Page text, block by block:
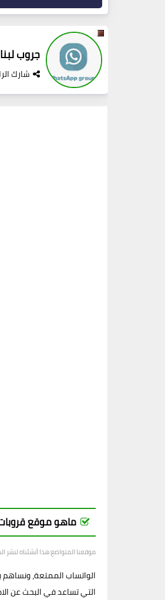
جروب
شارك
ماهو موقع قروبات
موقعنا المتواضع هذا أنشئناه لنشر
الواتساب الممتعة،
التي تساعد في البحث عن